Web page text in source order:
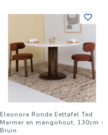
Eleonora Ronde Eettafel Ted
Marmer en mangohout, 130cm -
Bruin